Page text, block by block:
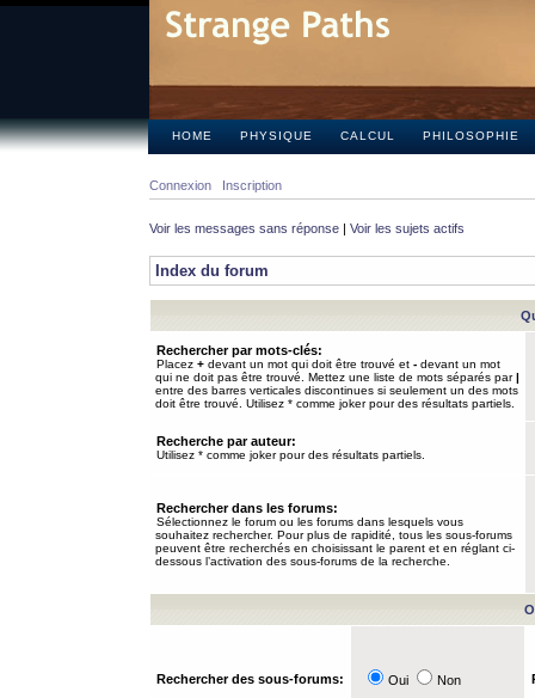
HOME PHYSIQUE CALCUL PHILOSOPHIE
Connexion Inscription
Voir les messages sans réponse | Voir les sujets actifs
Index du forum
Rechercher par mots-clés:
Placez + devant un mot qui doit être trouvé et - devant un mot
qui ne doit pas être trouvé. Mettez une liste de mots séparés par|
entre des barres verticales discontinues si seulement un des mots
doit être trouvé. Utilisez * comme joker pour des résultats partiels.
Recherche par auteur:
Utilisez * comme joker pour des résultats partiels.
Rechercher dans les forums:
Sélectionnez le forum ou les forums dans lesquels vous
souhaitez rechercher. Pour plus de rapidité, tous les sous-forums
peuvent être recherchés en choisissant le parent et en réglant ci-
dessous l’activation des sous-forums de la recherche.
Rechercher des sous-forums: Oui Non